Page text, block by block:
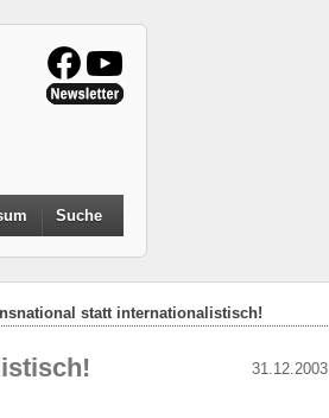
Suche
statt internationalistisch!
31.12.2003